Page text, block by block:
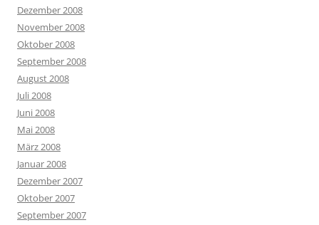
Dezember 2008
November 2008
Oktober 2008
September 2008
August 2008
Juli 2008
Juni 2008
Mai 2008
März 2008
Januar 2008
Dezember 2007
Oktober 2007
September 2007